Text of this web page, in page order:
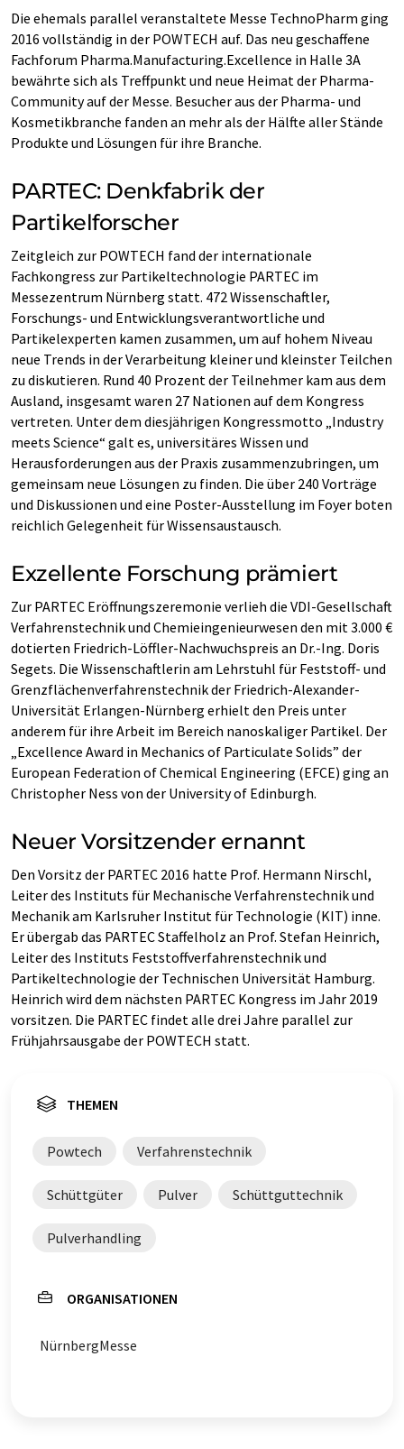
Die ehemals parallel veranstaltete Messe TechnoPharm ging
2016 vollständig in der POWTECH auf. Das neu geschaffene
Fachforum Pharma.Manufacturing.Excellence in Halle 3A
bewährte sich als Treffpunkt und neue Heimat der Pharma-
Community auf der Messe. Besucher aus der Pharma- und
Kosmetikbranche fanden an mehr als der Hälfte aller Stände
Produkte und Lösungen für ihre Branche.
PARTEC: Denkfabrik der
Partikelforscher
Zeitgleich zur POWTECH fand der internationale
Fachkongress zur Partikeltechnologie PARTEC im
Messezentrum Nürnberg statt. 472 Wissenschaftler,
Forschungs- und Entwicklungsverantwortliche und
Partikelexperten kamen zusammen, um auf hohem Niveau
neue Trends in der Verarbeitung kleiner und kleinster Teilchen
zu diskutieren. Rund 40 Prozent der Teilnehmer kam aus dem
Ausland, insgesamt waren 27 Nationen auf dem Kongress
vertreten. Unter dem diesjährigen Kongressmotto „Industry
meets Science“ galt es, universitäres Wissen und
Herausforderungen aus der Praxis zusammenzubringen, um
gemeinsam neue Lösungen zu finden. Die über 240 Vorträge
und Diskussionen und eine Poster-Ausstellung im Foyer boten
reichlich Gelegenheit für Wissensaustausch.
Exzellente Forschung prämiert
Zur PARTEC Eröffnungszeremonie verlieh die VDI-Gesellschaft
Verfahrenstechnik und Chemieingenieurwesen den mit 3.000 €
dotierten Friedrich-Löffler-Nachwuchspreis an Dr.-Ing. Doris
Segets. Die Wissenschaftlerin am Lehrstuhl für Feststoff- und
Grenzflächenverfahrenstechnik der Friedrich-Alexander-
Universität Erlangen-Nürnberg erhielt den Preis unter
anderem für ihre Arbeit im Bereich nanoskaliger Partikel. Der
„Excellence Award in Mechanics of Particulate Solids” der
European Federation of Chemical Engineering (EFCE) ging an
Christopher Ness von der University of Edinburgh.
Neuer Vorsitzender ernannt
Den Vorsitz der PARTEC 2016 hatte Prof. Hermann Nirschl,
Leiter des Instituts für Mechanische Verfahrenstechnik und
Mechanik am Karlsruher Institut für Technologie (KIT) inne.
Er übergab das PARTEC Staffelholz an Prof. Stefan Heinrich,
Leiter des Instituts Feststoffverfahrenstechnik und
Partikeltechnologie der Technischen Universität Hamburg.
Heinrich wird dem nächsten PARTEC Kongress im Jahr 2019
vorsitzen. Die PARTEC findet alle drei Jahre parallel zur
Frühjahrsausgabe der POWTECH statt.
THEMEN
Powtech Verfahrenstechnik
Schüttgüter Pulver Schüttguttechnik
Pulverhandling
ORGANISATIONEN
NürnbergMesse